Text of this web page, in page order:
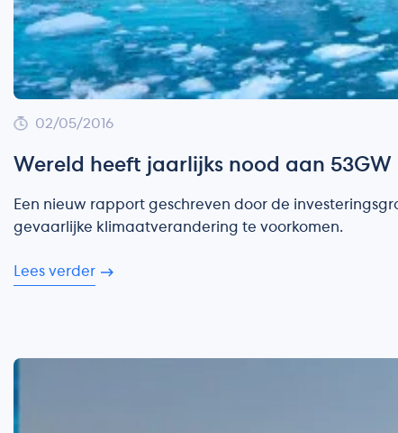
02/05/2016
Wereld heeft jaarlijks nood aan
Een nieuw rapport geschreven door de
gevaarlijke klimaatverandering te voorkomen.
Lees verder